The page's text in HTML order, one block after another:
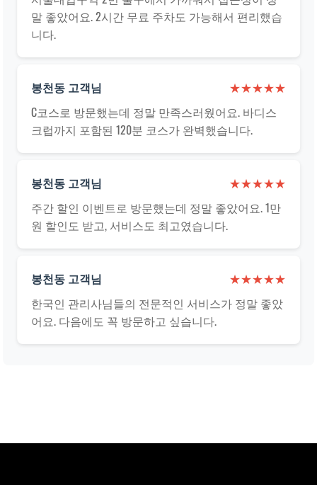
말 좋았어요. 2시간 무료 주차도 가능해서 편리했습
니다.
봉천동 고객님
★★★★★
C코스로 방문했는데 정말 만족스러웠어요. 바디스
크럽까지 포함된 120분 코스가 완벽했습니다.
봉천동 고객님
★★★★★
주간 할인 이벤트로 방문했는데 정말 좋았어요. 1만
원 할인도 받고, 서비스도 최고였습니다.
봉천동 고객님
★★★★★
한국인 관리사님들의 전문적인 서비스가 정말 좋았
어요. 다음에도 꼭 방문하고 싶습니다.